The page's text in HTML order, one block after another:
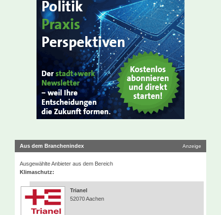
Aus dem Branchenindex Anzeige
Ausgewählte Anbieter aus dem Bereich
Klimaschutz:
Trianel
52070 Aachen